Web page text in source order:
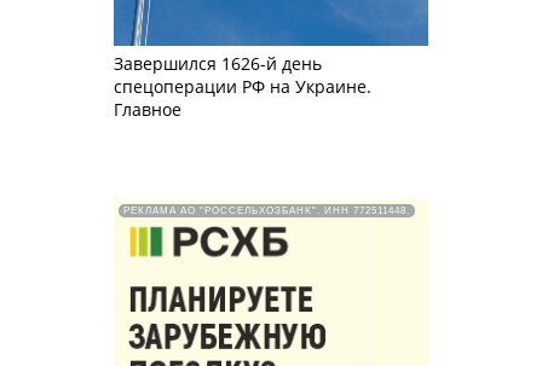
Завершился 1626-й день
спецоперации РФ на Украине.
Главное
РЕКЛАМА АО "РОССЕЛЬХОЗБАНК". ИНН 772511448.